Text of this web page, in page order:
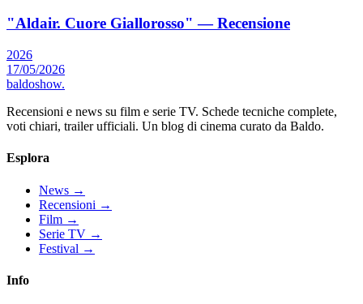
"Aldair. Cuore Giallorosso" — Recensione
2026
17/05/2026
baldoshow.
Recensioni e news su film e serie TV. Schede tecniche complete,
voti chiari, trailer ufficiali. Un blog di cinema curato da Baldo.
Esplora
News →
Recensioni →
Film →
Serie TV →
Festival →
Info